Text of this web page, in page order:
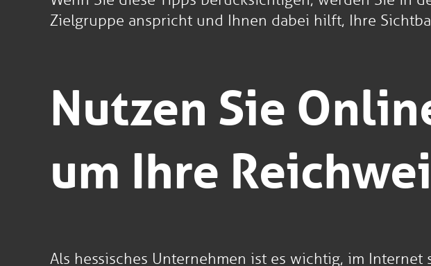
Zielgruppe anspricht und Ihnen dabei hilft, Ihre
Nutzen Sie
um Ihre
Als hessisches Unternehmen ist es wichtig, im